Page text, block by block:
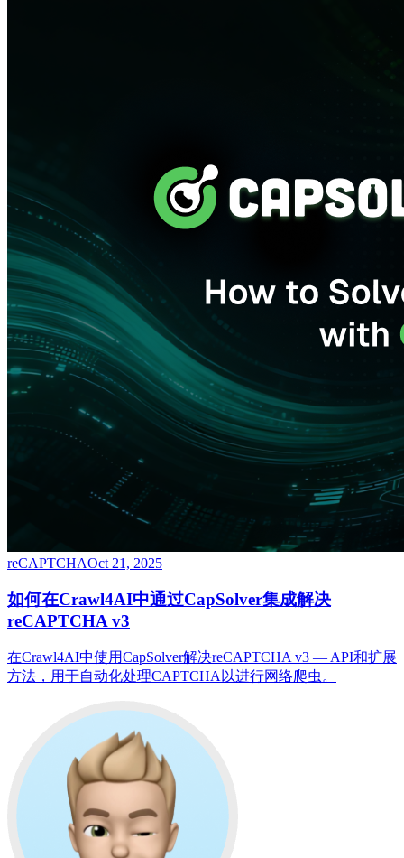
reCAPTCHAOct 21, 2025
如何在Crawl4AI中通过CapSolver集成解决
reCAPTCHA v3
在Crawl4AI中使用CapSolver解决reCAPTCHA v3 — API和扩展
方法，用于自动化处理CAPTCHA以进行网络爬虫。